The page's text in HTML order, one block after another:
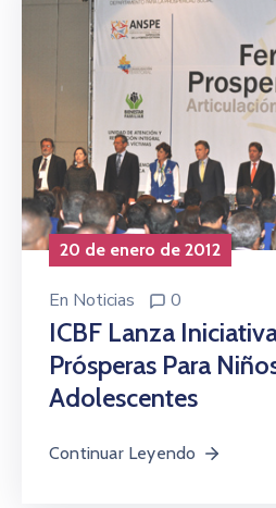
20 de enero de 2012
En Noticias 0
ICBF Lanza
Prósperas Para
Adolescentes
Continuar Leyendo